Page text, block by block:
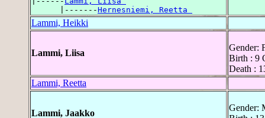
      |-------
Hernesniemi, Reetta
Lammi, Heikki
Lammi, Liisa
Gender:
Birth : 9
Death :
Lammi, Reetta
Lammi, Jaakko
Gender: